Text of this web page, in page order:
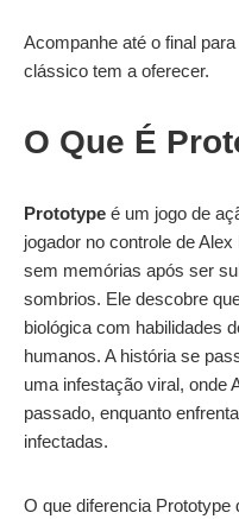
Acompanhe até o final
clássico tem a oferecer.
O Que É
Prototype é um jogo de
jogador no controle de
sem memórias após ser
sombrios. Ele descobre
biológica com habilidades
humanos. A história se
uma infestação viral, onde
passado, enquanto
infectadas.
O que diferencia Prototype